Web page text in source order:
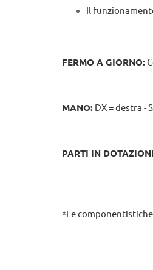
Il
FERMO A GIORNO:
MANO: DX = destra -
PARTI IN
*Le